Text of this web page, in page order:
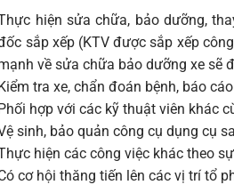
hiện sửa chữa, bảo dưỡng,
sắp xếp (KTV được sắp xếp
về sửa chữa bảo dưỡng xe sẽ
tra xe, chẩn đoán bệnh, báo
hợp với các kỹ thuật viên khác
sinh, bảo quản công cụ dụng cụ
hiện các công việc khác theo
cơ hội thăng tiến lên các vị trí tổ